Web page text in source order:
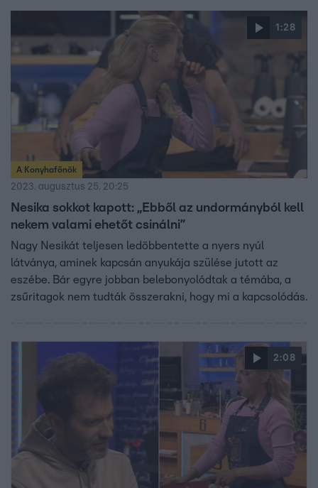
1:28
A Konyhafőnök
2023. augusztus 25. 20:25
Nesika sokkot kapott: „Ebből az undormányból kell
nekem valami ehetőt csinálni”
Nagy Nesikát teljesen ledöbbentette a nyers nyúl
látványa, aminek kapcsán anyukája szülése jutott az
eszébe. Bár egyre jobban belebonyolódtak a témába, a
zsűritagok nem tudták összerakni, hogy mi a kapcsolódás.
2:08